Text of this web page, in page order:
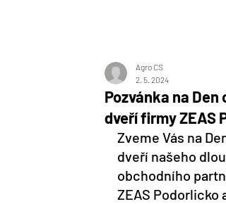
Pozvánka na Den
dveří firmy ZEAS
Agro CS
2. 5. 2024
Zveme Vás na
dveří našeho
obchodního
ZEAS Podorlicko